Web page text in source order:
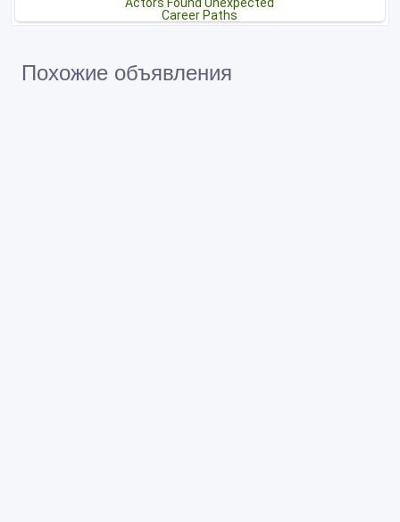
Похожие объявления